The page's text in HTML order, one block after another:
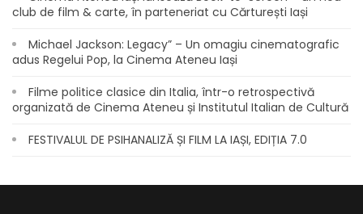
club de film & carte, în parteneriat cu Cărturești Iași
Michael Jackson: Legacy” – Un omagiu cinematografic
adus Regelui Pop, la Cinema Ateneu Iași
Filme politice clasice din Italia, într-o retrospectivă
organizată de Cinema Ateneu și Institutul Italian de Cultură
FESTIVALUL DE PSIHANALIZĂ ȘI FILM LA IAȘI, EDIȚIA 7.0